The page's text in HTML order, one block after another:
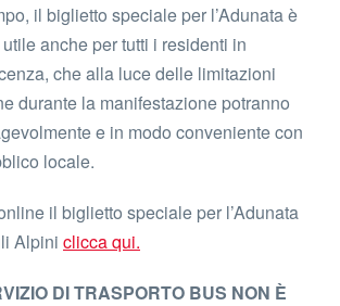
il biglietto speciale per l’Adunata è
utile anche per tutti i residenti in
che alla luce delle limitazioni
durante la manifestazione potranno
e in modo conveniente con
locale.
il biglietto speciale per l’Adunata
Alpini clicca qui.
DI TRASPORTO BUS NON È